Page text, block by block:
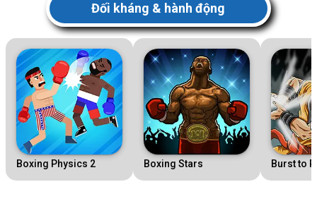
Đối kháng & hành động
Boxing Physics 2 Boxing Stars Burst to